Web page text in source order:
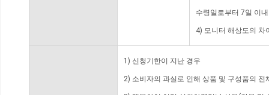
수령일로부터 7일 이
4) 모니터 해상도의 차
1) 신청기한이 지난 경우
2) 소비자의 과실로 인해 상품 및 구성품의